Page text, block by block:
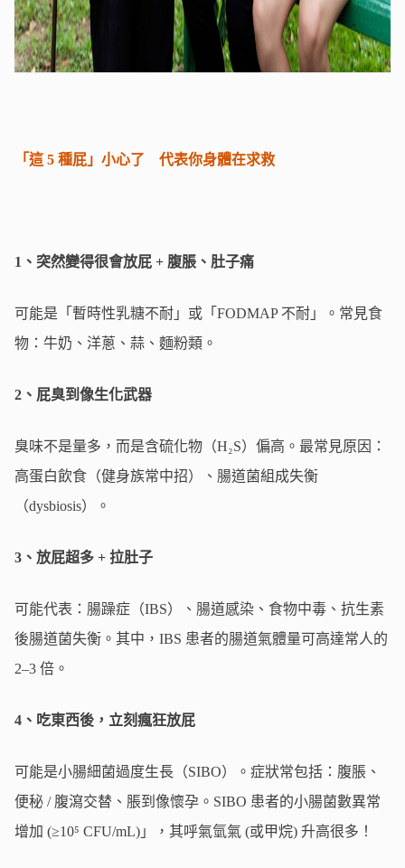
「這 5 種屁」小心了 代表你身體在求救
1、突然變得很會放屁 + 腹脹、肚子痛
可能是「暫時性乳糖不耐」或「FODMAP 不耐」。常見食
物：牛奶、洋蔥、蒜、麵粉類。
2、屁臭到像生化武器
臭味不是量多，而是含硫化物（H₂S）偏高。最常見原因：
高蛋白飲食（健身族常中招）、腸道菌組成失衡
（dysbiosis）。
3、放屁超多 + 拉肚子
可能代表：腸躁症（IBS）、腸道感染、食物中毒、抗生素
後腸道菌失衡。其中，IBS 患者的腸道氣體量可高達常人的
2–3 倍。
4、吃東西後，立刻瘋狂放屁
可能是小腸細菌過度生長（SIBO）。症狀常包括：腹脹、
便秘 / 腹瀉交替、脹到像懷孕。 SIBO 患者的小腸菌數異常
增加 (≥10⁵ CFU/mL)」，其呼氣氫氣 (或甲烷) 升高很多！